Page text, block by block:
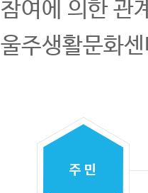
참여에 의한 관
울주생활문화